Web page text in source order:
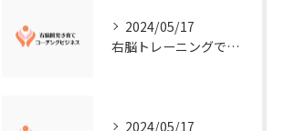
2024/05/17
右脳トレーニングで視覚的センスを磨こう！
2024/05/17